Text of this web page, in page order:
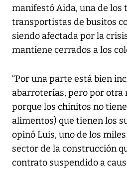
manifestó Aida, una de los
transportistas de busitos
siendo afectada por la
mantiene cerrados a los
“Por una parte está bien
abarroterías, pero por otra
porque los chinitos no
alimentos) que tienen los
opinó Luis, uno de los
sector de la construcción
contrato suspendido a